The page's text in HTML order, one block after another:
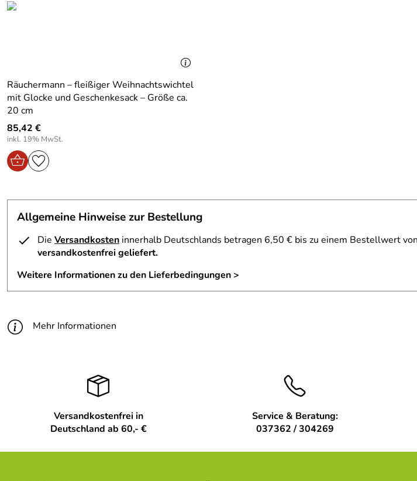
Material:
Räuchermann – fleißiger Weihnachtswichtel
mit Glocke und Geschenkesack – Größe ca.
20 cm
85,42 €
inkl. 19% MwSt.
Allgemeine Hinweise zur Bestellung
Die Versandkosten innerhalb Deutschlands betragen 6,50 € bis zu einem Bestellwert
versandkostenfrei geliefert.
Weitere Informationen zu den Lieferbedingungen >
Mehr Informationen
Versandkostenfrei in
Deutschland ab 60,- €
Service & Beratung:
037362 / 304269